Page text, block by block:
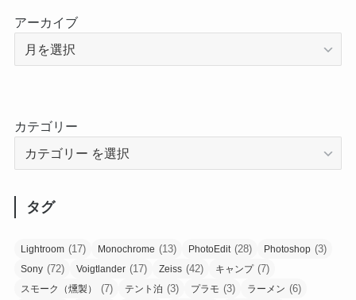
アーカイブ
カテゴリー
タグ
Lightroom (17) Monochrome (13) PhotoEdit(28) Photoshop (3)
Sony (72) Voigtlander (17) Zeiss (42) キャンプ(7)
スモーク（燻製） (7) テント泊 (3) プラモ (3) ラーメン (6)